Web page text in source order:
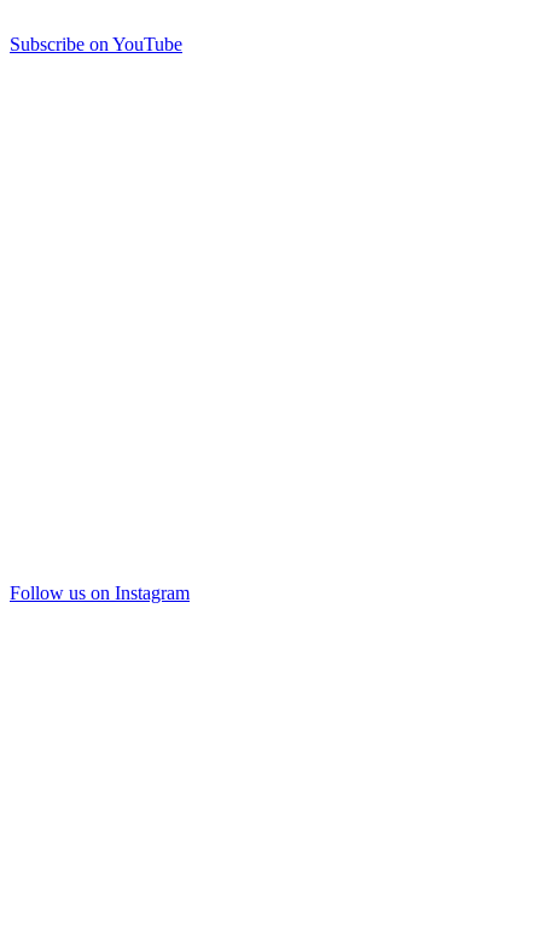
Subscribe on YouTube
Follow us on Instagram